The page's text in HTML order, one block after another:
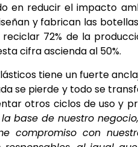
en reducir el impacto
y fabrican las
72% de la
cifra ascienda al 50%.
tiene un fuerte
se pierde y todo se
otros ciclos de uso y
base de nuestro
compromiso con